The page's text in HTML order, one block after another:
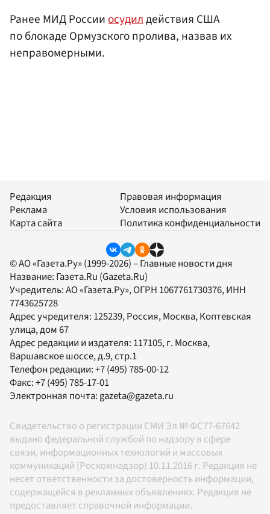
Ранее МИД Россииосудилдействия США
по блокаде Ормузского пролива, назвав их
неправомерными.
Редакция
Реклама
Карта сайта
Правовая информация
Условия использования
Политика конфиденциальности
© АО «Газета.Ру» (1999-2026) – Главные новости дня
Название: Газета.Ru (Gazeta.Ru)
Учредитель:АО «Газета.Ру», ОГРН 1067761730376, ИНН
7743625728
Адрес учредителя: 125239, Россия, Москва, Коптевская
улица, дом 67
Адрес редакции и издателя: 117105, г. Москва,
Варшавское шоссе, д.9, стр.1
Телефон редакции:+7 (495) 785-00-12
Факс:+7 (495) 785-17-01
Электронная почта: gazeta@gazeta.ru
Свидетельство о регистрации СМИ Эл № ФС77-67642
выдано федеральной службой по надзору в сфере
связи, информационных технологий и массовых
коммуникаций (Роскомнадзор) 10.11.2016 г. Редакция не
несет ответственности за достоверность информации,
содержащейся в рекламных объявлениях. Редакция не
предоставляет справочной информации.